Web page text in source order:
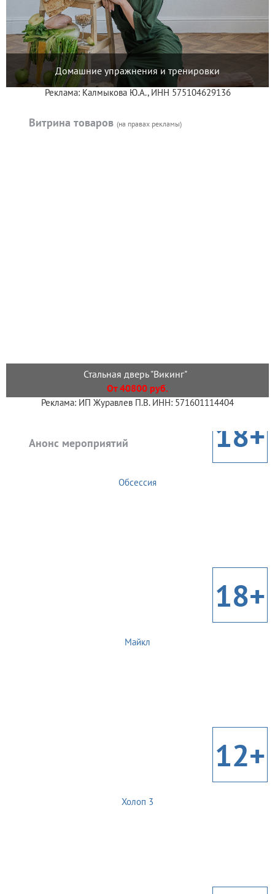
Домашние упражнения и тренировки
Реклама: Калмыкова Ю.А., ИНН 575104629136
Витрина товаров (на правах рекламы)
Стальная дверь "Викинг"
От 40800 руб.
Реклама: ИП Журавлев П.В. ИНН: 571601114404
Анонс мероприятий 18+
Обсессия
18+
Майкл
12+
Холоп 3